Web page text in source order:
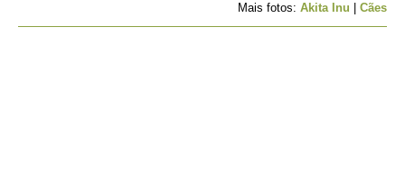
Mais fotos: Akita Inu Cães